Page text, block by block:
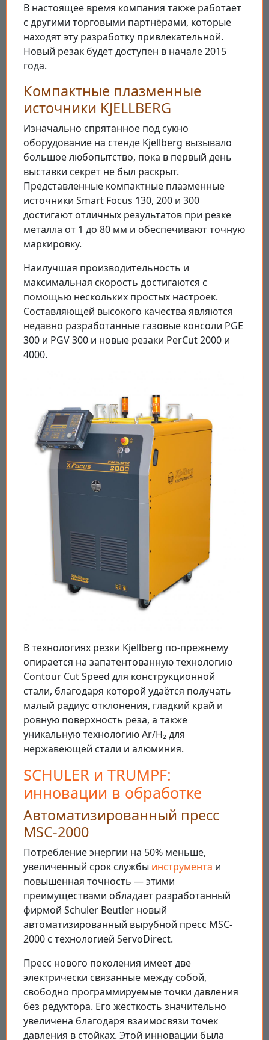
В настоящее время компания также работает
с другими торговыми партнёрами, которые
находят эту разработку привлекательной.
Новый резак будет доступен в начале 2015
года.
Компактные плазменные
источники KJELLBERG
Изначально спрятанное под сукно
оборудование на стенде Kjellberg вызывало
большое любопытство, пока в первый день
выставки секрет не был раскрыт.
Представленные компактные плазменные
источники Smart Focus 130, 200 и 300
достигают отличных результатов при резке
металла от 1 до 80 мм и обеспечивают точную
маркировку.
Наилучшая производительность и
максимальная скорость достигаются с
помощью нескольких простых настроек.
Составляющей высокого качества являются
недавно разработанные газовые консоли PGE
300 и PGV 300 и новые резаки PerCut 2000 и
4000.
В технологиях резки Kjellberg по-прежнему
опирается на запатентованную технологию
Contour Cut Speed для конструкционной
стали, благодаря которой удаётся получать
малый радиус отклонения, гладкий край и
ровную поверхность реза, а также
уникальную технологию Ar/H₂ для
нержавеющей стали и алюминия.
SCHULER и TRUMPF:
инновации в обработке
Автоматизированный пресс
MSC-2000
Потребление энергии на 50% меньше,
увеличенный срок службы инструмента и
повышенная точность — этими
преимуществами обладает разработанный
фирмой Schuler Beutler новый
автоматизированный вырубной пресс MSC-
2000 с технологией ServoDirect.
Пресс нового поколения имеет две
электрически связанные между собой,
свободно программируемые точки давления
без редуктора. Его жёсткость значительно
увеличена благодаря взаимосвязи точек
давления в стойках. Этой инновации была